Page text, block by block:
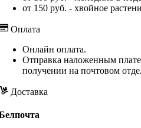
от 150 руб. - хвойное
Оплата
Онлайн оплата.
Отправка наложенным
получении на почтовом
Доставка